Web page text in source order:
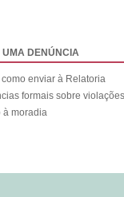
UMA DENÚNCIA
enviar à Relatoria
formais sobre
à moradia